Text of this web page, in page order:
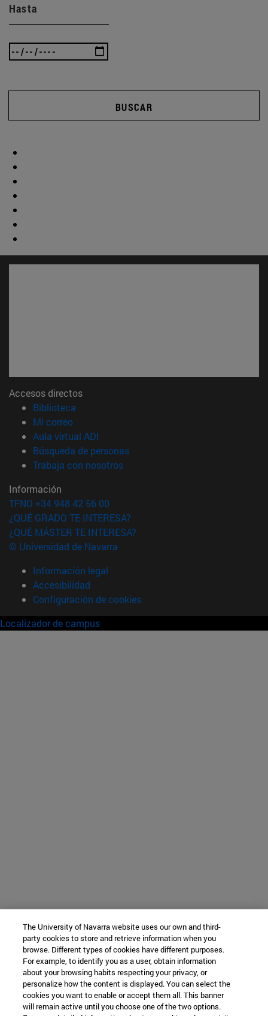
Hasta
BUSCAR
Accesos directos
Biblioteca
Mi correo(abre en nueva ventana)
Aula virtual ADI
Búsqueda de personas(abre en nueva ventana)
Trabaja con nosotros(abre en nueva ventana)
Información
TFNO +34 948 42 56 00
¿QUÉ GRADO TE INTERESA?
¿QUÉ MÁSTER TE INTERESA?
© Universidad de Navarra
Información legal
Accesibilidad
Configuración de cookies
Localizador de campus
The University of Navarra website uses our own and third-
party cookies to store and retrieve information when you
browse. Different types of cookies have different purposes.
For example, to identify you as a user, obtain information
about your browsing habits respecting your privacy, or
personalize how the content is displayed. You can select the
cookies you want to enable or accept them all. This banner
will remain active until you choose one of the two options.